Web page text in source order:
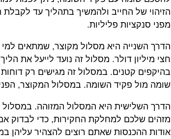
הזיהוי של החייב ולהמשיך בתהליך עד לקבלת
מפני סנקציות פליליות.
הדרך השנייה היא מסלול מקוצר, שמתאים למי
חצי מיליון דולר. מסלול זה נועד לייעל את
בהיקפים קטנים. במסלול זה מגישים רק
שומה מול פקיד השומה. במסלול המקוצר,
הדרך השלישית היא המסלול המזוהה. במסלול
מזהים שלכם למחלקת החקירות, כדי לבדוק
אודות ההכנסות שאתם רוצים להצהיר עליהן